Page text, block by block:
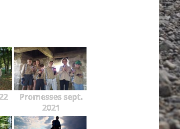
Promesses sept.
2021